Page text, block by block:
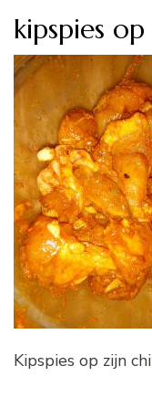
kipspies
Kipspies op zijn